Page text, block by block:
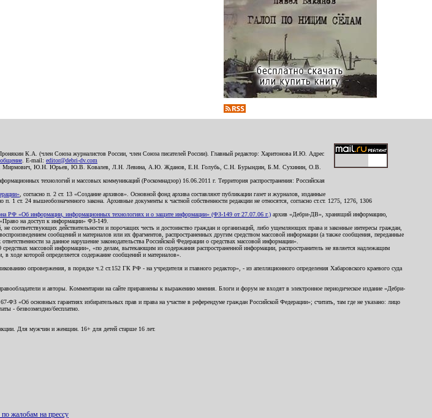
К.А. (член Союза журналистов России, член Союза писателей России). Главный редактор: Харитонова И.Ю. Адрес
. E-mail: editor@debri-dv.com
А.Э. Мирмович, Ю.Н. Юрьев, Ю.В. Ковалев, Л.Н. Левина, А.Ю. Жданов, Е.Н. Голубь, С.Н. Бурындин, Б.М. Сухинин, О.В.
технологий и массовых коммуникаций (Роскомнадзор) 16.06.2011 г. Территория распространения: Российская
, согласно п. 2 ст. 13 «Создание архивов». Основной фонд архива составляют публикации газет и журналов, изданные
ст. 24 вышеобозначенного закона. Архивные документы к частной собственности редакции не относятся, согласно ст.ст. 1275, 1276, 1306
РФ «Об информации, информационных технологиях и о защите информации» (ФЗ-149 от 27.07.06 г.) архив «Дебри-ДВ», хранящий информацию,
«Право на доступ к информации» ФЗ-149.
соответствующих действительности и порочащих честь и достоинство граждан и организаций, либо ущемляющих права и законные интересы граждан,
сообщений и материалов или их фрагментов, распространенных другим средством массовой информации (а также сообщения, переданные
за данное нарушение законодательства Российской Федерации о средствах массовой информации».
массовой информации», «по делам, вытекающим из содержания распространенной информации, распространитель не является надлежащим
ходе которой определяется содержание сообщений и материалов».
опровержения, в порядке ч.2 ст.152 ГК РФ - на учредителя и главного редактор», - из апелляционного определения Хабаровского краевого суда
и авторы. Комментарии на сайте приравнены к выражению мнения. Блоги и форум не входят в электронное периодическое издание «Дебри-
«Об основных гарантиях избирательных прав и права на участие в референдуме граждан Российской Федерации»; считать, там где не указано: лицо
- безвозмездно/бесплатно.
Для мужчин и женщин. 16+ для детей старше 16 лет.